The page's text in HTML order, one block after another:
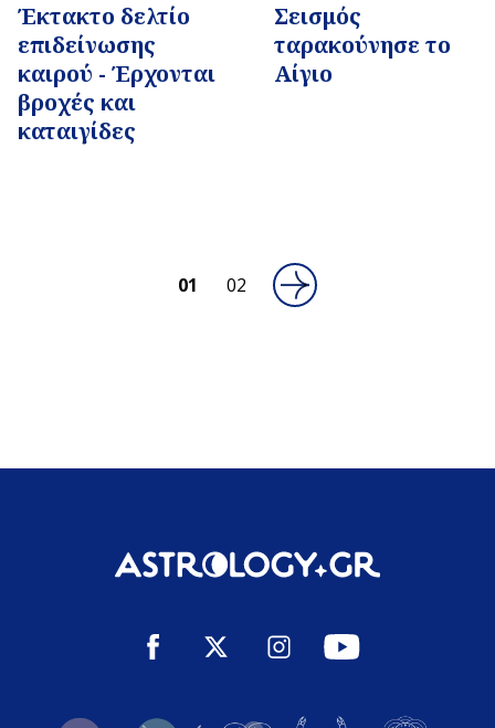
Έκτακτο δελτίο
επιδείνωσης
καιρού - Έρχονται
βροχές και
καταιγίδες
Σεισμός
ταρακούνησε το
Αίγιο
01 02